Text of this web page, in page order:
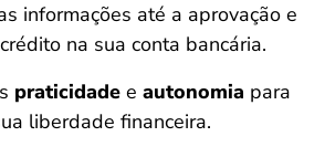
informações até a aprovação e
na sua conta bancária.
praticidade e autonomia para
liberdade financeira.